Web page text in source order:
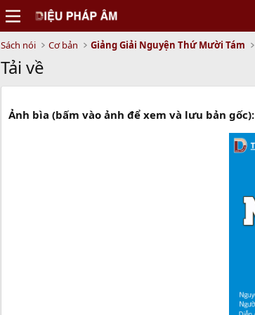
Sách nói Cơ bản Giảng Giải Nguyện Thứ Mười Tám
Tải về
Ảnh bìa (bấm vào ảnh để xem và lưu bản gốc):